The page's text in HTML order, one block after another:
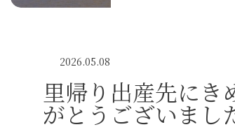
2026.05.08
里帰り出産先にき
がとうございまし